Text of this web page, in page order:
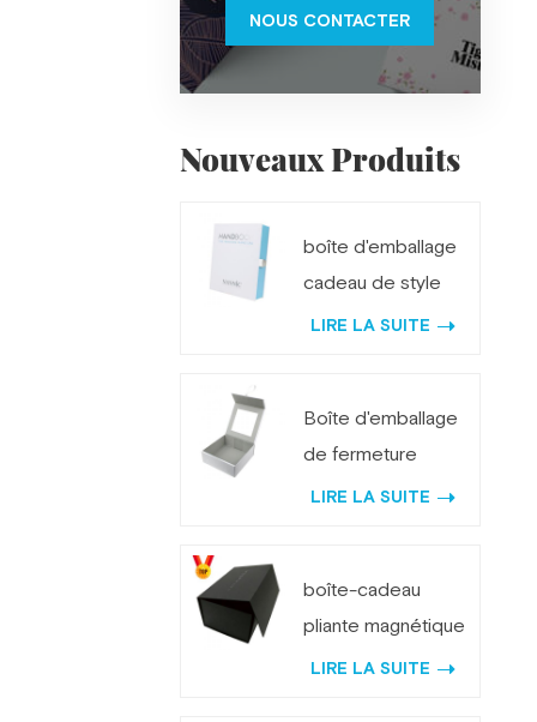
NOUS CONTACTER
Nouveaux Produits
boîte d'emballage
cadeau de style
livre personnalisé
LIRE LA SUITE
Boîte d'emballage
de fermeture
magnétique pliante
LIRE LA SUITE
boîte-cadeau
pliante magnétique
noire classique
LIRE LA SUITE